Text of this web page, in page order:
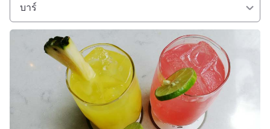
บาร์
ดูรายละเอียด